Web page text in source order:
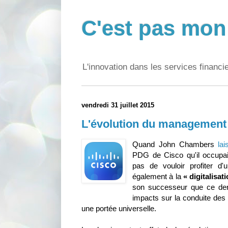
C'est pas
L'innovation dans les services
vendredi 31 juillet 2015
L'évolution du
Quand John Chambers
PDG de Cisco qu'il
pas de vouloir profiter
également à la «
son successeur que ce
impacts sur la conduite
une portée universelle.